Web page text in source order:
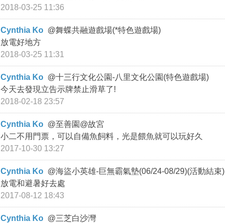
2018-03-25 11:36
Cynthia Ko @舞蝶共融遊戲場(*特色遊戲場)
放電好地方
2018-03-25 11:31
Cynthia Ko @十三行文化公園-八里文化公園(特色遊戲場)
今天去發現立告示牌禁止滑草了!
2018-02-18 23:57
Cynthia Ko @至善園@故宮
小二不用門票，可以自備魚飼料，光是餵魚就可以玩好久
2017-10-30 13:27
Cynthia Ko @海盜小英雄-巨無霸氣墊(06/24-08/29)(活動結束)
放電和避暑好去處
2017-08-12 18:43
Cynthia Ko @三芝白沙灣